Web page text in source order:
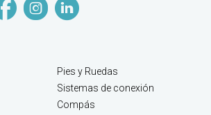
Pies y Ruedas
Sistemas de conexión
Compás